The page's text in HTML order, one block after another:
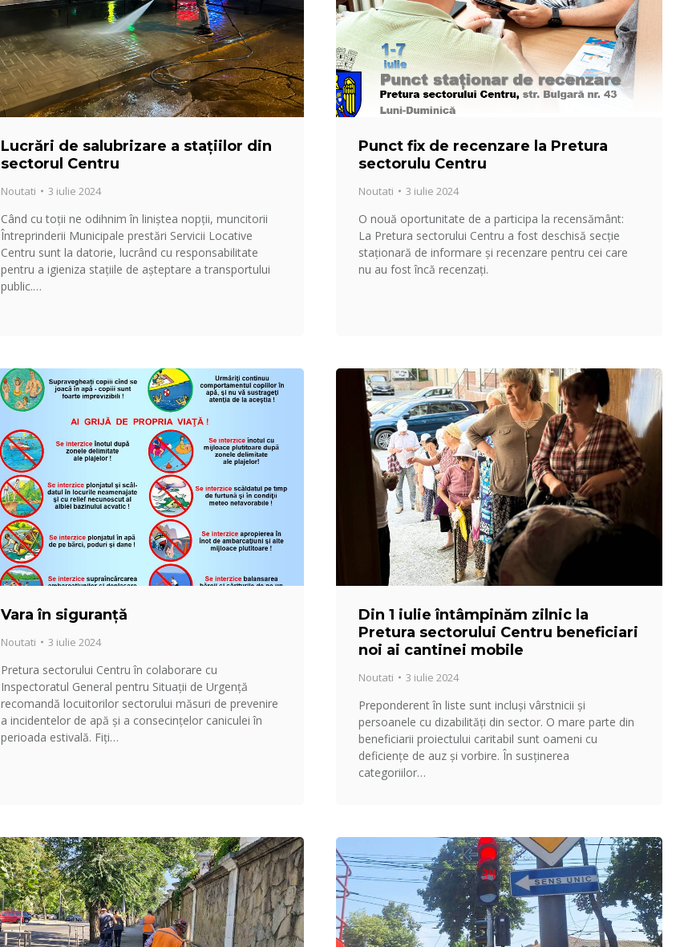
Lucrări de salubrizare a stațiilor din
sectorul Centru
Noutati 3 iulie 2024
Când cu toții ne odihnim în liniștea nopții, muncitorii
Întreprinderii Municipale prestări Servicii Locative
Centru sunt la datorie, lucrând cu responsabilitate
pentru a igieniza stațiile de așteptare a transportului
public.…
Punct fix de recenzare la Pretura
sectorulu Centru
Noutati 3 iulie 2024
O nouă oportunitate de a participa la recensământ:
La Pretura sectorului Centru a fost deschisă secție
staționară de informare și recenzare pentru cei care
nu au fost încă recenzați.
Vara în siguranță
Noutati 3 iulie 2024
Pretura sectorului Centru în colaborare cu
Inspectoratul General pentru Situații de Urgență
recomandă locuitorilor sectorului măsuri de prevenire
a incidentelor de apă și a consecințelor caniculei în
perioada estivală. Fiți…
Din 1 iulie întâmpinăm zilnic la
Pretura sectorului Centru beneficiari
noi ai cantinei mobile
Noutati 3 iulie 2024
Preponderent în liste sunt incluși vârstnicii și
persoanele cu dizabilități din sector. O mare parte din
beneficiarii proiectului caritabil sunt oameni cu
deficiențe de auz și vorbire. În susținerea
categoriilor…